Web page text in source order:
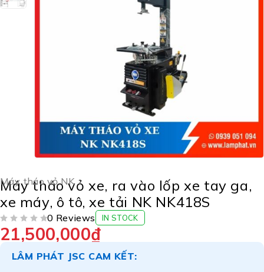
Máy tháo vỏ NK
Máy tháo vỏ xe, ra vào lốp xe tay ga,
xe máy, ô tô, xe tải NK NK418S
0 Reviews IN STOCK
21,500,000₫
LÂM PHÁT JSC CAM KẾT: